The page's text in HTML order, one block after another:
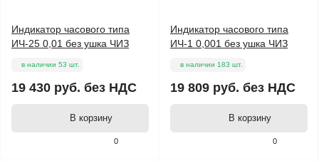
0
Индикатор часового типа
ИЧ-25 0,01 без ушка ЧИЗ
в наличии 53 шт.
19 430 руб. без НДС
В корзину
0
Индикатор часового типа
ИЧ-1 0,001 без ушка ЧИЗ
в наличии 183 шт.
19 809 руб. без НДС
В корзину